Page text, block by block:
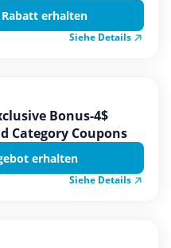
Rabatt erhalten
Siehe Details
Bonus-4$
Category Coupons
erhalten
Siehe Details